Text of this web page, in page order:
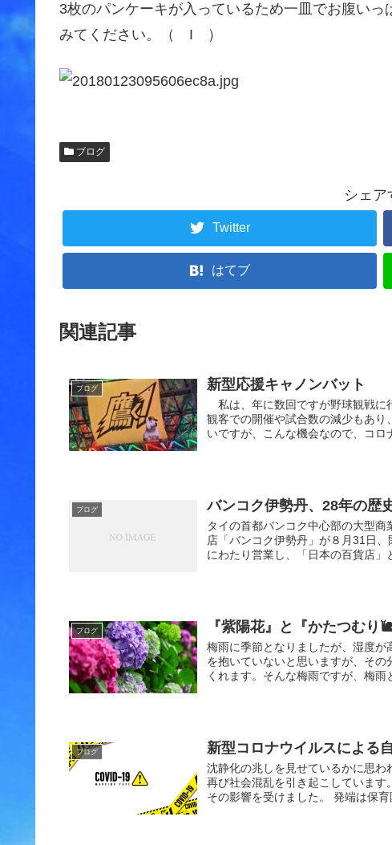
3枚のパンケーキが入っているため一皿でお腹い
みてください。（ I ）
ブログ
シェア
Twitter
はてブ
関連記事
ブログ 新型応援キャノンバット
私は、年に数回ですが野球観戦に
観客での開催や試合数の減少もあ
いですが、こんな機会なので、コロ
ブログ バンコク伊勢丹、28年の歴
タイの首都バンコク中心部の大型
店「バンコク伊勢丹」が８月31日
にわたり営業し、「日本の百貨店」
ブログ 『紫陽花』と『かたつむり🐌
梅雨に季節となりましたが、湿度
を抱いていないと思いますが、そ
くれます。そんな梅雨ですが、梅雨
ブログ 新型コロナウイルスによる
沈静化の兆しを見せているかに思わ
再び社会混乱を引き起こしていま
その影響を受けました。 発端は保